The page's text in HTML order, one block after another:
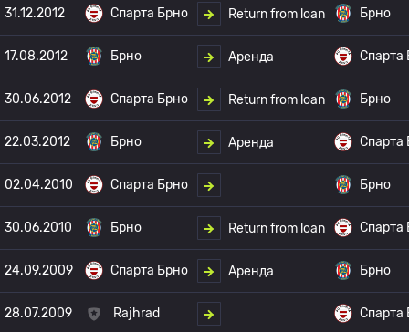
31.12.2012 Спарта Брно Return from loan Брно
17.08.2012 Брно Аренда Спарта
30.06.2012 Спарта Брно Return from loan Брно
22.03.2012 Брно Аренда Спарта
02.04.2010 Спарта Брно Брно
30.06.2010 Брно Return from loan Спарта
24.09.2009 Спарта Брно Аренда Брно
28.07.2009 Rajhrad Спарта